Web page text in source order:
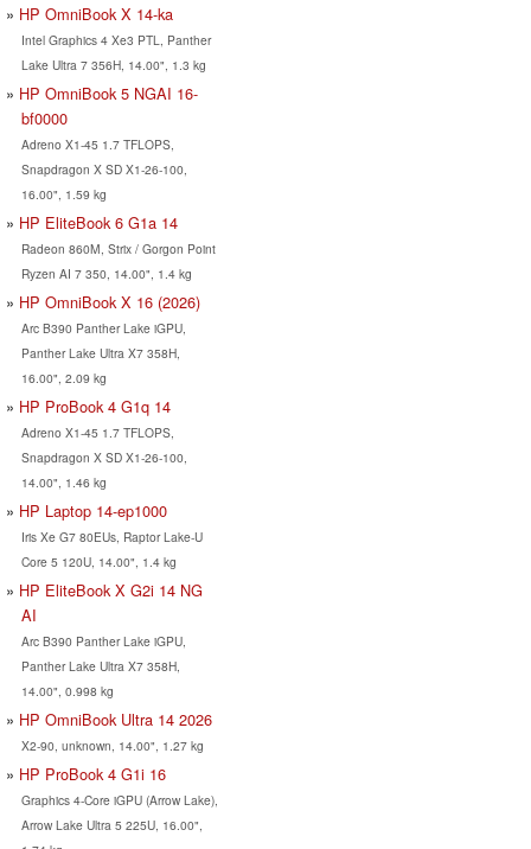
HP OmniBook X 14-ka
Intel Graphics 4 Xe3 PTL, Panther
Lake Ultra 7 356H, 14.00", 1.3 kg
HP OmniBook 5 NGAI 16-
bf0000
Adreno X1-45 1.7 TFLOPS,
Snapdragon X SD X1-26-100,
16.00", 1.59 kg
HP EliteBook 6 G1a 14
Radeon 860M, Strix / Gorgon Point
Ryzen AI 7 350, 14.00", 1.4 kg
HP OmniBook X 16 (2026)
Arc B390 Panther Lake iGPU,
Panther Lake Ultra X7 358H,
16.00", 2.09 kg
HP ProBook 4 G1q 14
Adreno X1-45 1.7 TFLOPS,
Snapdragon X SD X1-26-100,
14.00", 1.46 kg
HP Laptop 14-ep1000
Iris Xe G7 80EUs, Raptor Lake-U
Core 5 120U, 14.00", 1.4 kg
HP EliteBook X G2i 14 NG
AI
Arc B390 Panther Lake iGPU,
Panther Lake Ultra X7 358H,
14.00", 0.998 kg
HP OmniBook Ultra 14 2026
X2-90, unknown, 14.00", 1.27 kg
HP ProBook 4 G1i 16
Graphics 4-Core iGPU (Arrow Lake),
Arrow Lake Ultra 5 225U, 16.00",